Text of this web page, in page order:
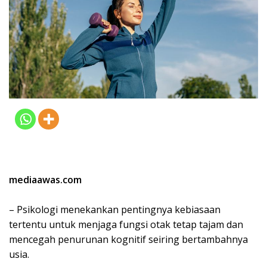
mediaawas.com
– Psikologi menekankan pentingnya kebiasaan
tertentu untuk menjaga fungsi otak tetap tajam dan
mencegah penurunan kognitif seiring bertambahnya
usia.